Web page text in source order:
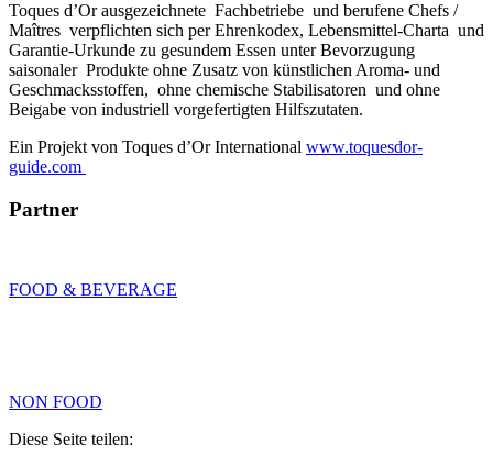
Toques d’Or ausgezeichnete Fachbetriebe und berufene Chefs /
Maîtres verpflichten sich per Ehrenkodex, Lebensmittel-Charta und
Garantie-Urkunde zu gesundem Essen unter Bevorzugung
saisonaler Produkte ohne Zusatz von künstlichen Aroma- und
Geschmacksstoffen, ohne chemische Stabilisatoren und ohne
Beigabe von industriell vorgefertigten Hilfszutaten.
Ein Projekt von Toques d’Or International www.toquesdor-
guide.com
Partner
FOOD & BEVERAGE
NON FOOD
Diese Seite teilen: